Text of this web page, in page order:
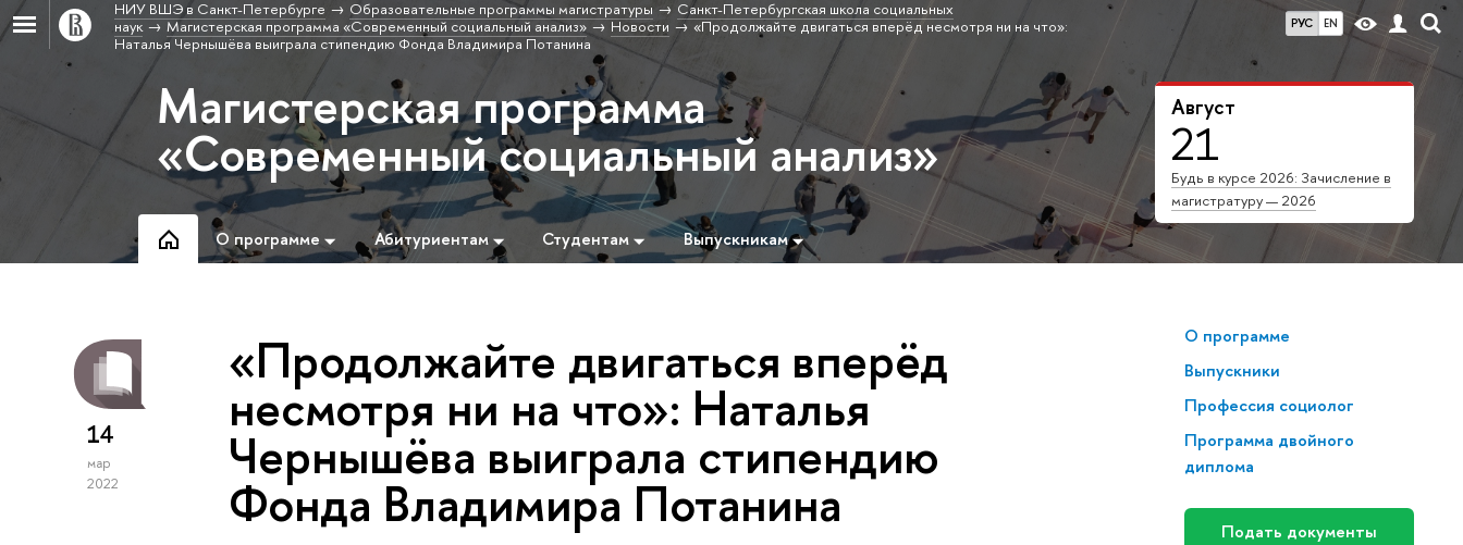
РУС EN
НИУ ВШЭ в Санкт-Петербурге Образовательные программы магистратуры
Санкт-Петербургская школа социальных
наук
Магистерская программа «Современный социальный анализ» Новости
«Продолжайте двигаться вперёд несмотря ни на что»:
Наталья Чернышёва выиграла стипендию Фонда Владимира Потанина
Август
21
Будь в курсе 2026: Зачисление в
магистратуру — 2026
Магистерская программа
«Современный социальный анализ»
О программе Абитуриентам Студентам Выпускникам
О программе
Выпускники
Профессия социолог
Программа двойного
диплома
Подать документы
14
мар
2022
«Продолжайте двигаться вперёд
несмотря ни на что»: Наталья
Чернышёва выиграла стипендию
Фонда Владимира Потанина